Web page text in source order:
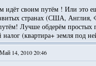
идёт своим путём ! Или это
странах (США, Англия,
Лучше обдерём простых
налог (квартира+ земля под
14, 2010 20:46